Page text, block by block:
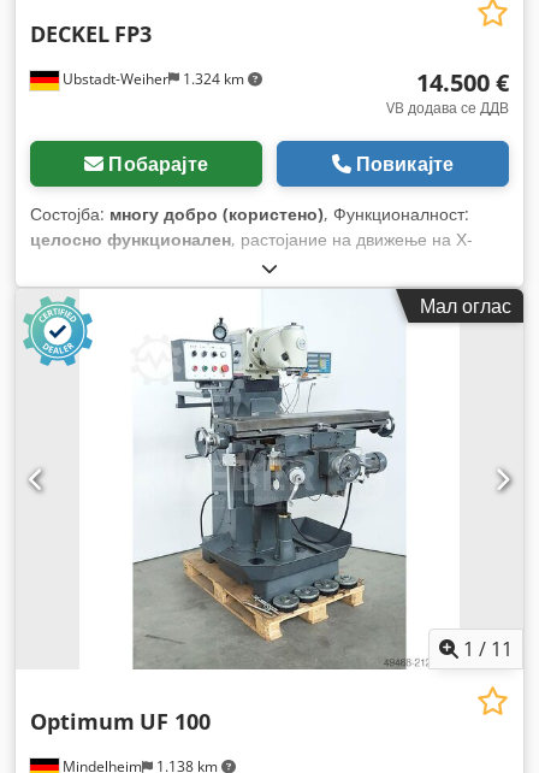
Ubstadt-Weiher 1.324 km
DECKEL FP3
14.500 €
VB додава се ДДВ
Побарајте Повикајте
Состојба: многу добро (користено), Функционалност:
целосно функционален, растојание на движење на Х-
, движење по оската Y:
на движење Z-оска:380 мм, максимална брзина на
вретеното:
2.000 обр/мин , брзина на вретено (мин.): 40
обр/мин
Мал оглас
1 / 11
Mindelheim 1.138 km
Optimum UF 100